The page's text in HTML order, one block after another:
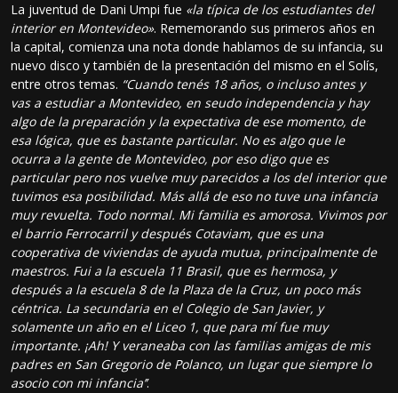
La juventud de Dani Umpi fue «la típica de los estudiantes del
interior en Montevideo». Rememorando sus primeros años en
la capital, comienza una nota donde hablamos de su infancia, su
nuevo disco y también de la presentación del mismo en el Solís,
entre otros temas. “Cuando tenés 18 años, o incluso antes y
vas a estudiar a Montevideo, en seudo independencia y hay
algo de la preparación y la expectativa de ese momento, de
esa lógica, que es bastante particular. No es algo que le
ocurra a la gente de Montevideo, por eso digo que es
particular pero nos vuelve muy parecidos a los del interior que
tuvimos esa posibilidad. Más allá de eso no tuve una infancia
muy revuelta. Todo normal. Mi familia es amorosa. Vivimos por
el barrio Ferrocarril y después Cotaviam, que es una
cooperativa de viviendas de ayuda mutua, principalmente de
maestros. Fui a la escuela 11 Brasil, que es hermosa, y
después a la escuela 8 de la Plaza de la Cruz, un poco más
céntrica. La secundaria en el Colegio de San Javier, y
solamente un año en el Liceo 1, que para mí fue muy
importante. ¡Ah! Y veraneaba con las familias amigas de mis
padres en San Gregorio de Polanco, un lugar que siempre lo
asocio con mi infancia’’.